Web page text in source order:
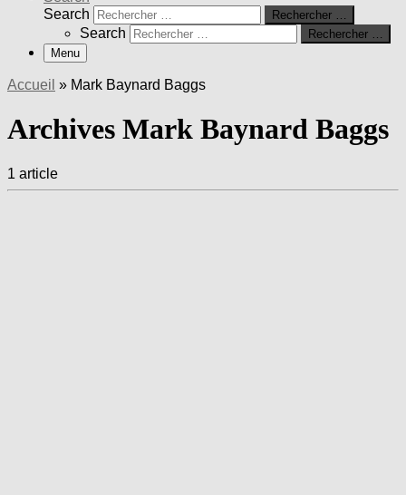
Search
Rechercher …
Search
Rechercher …
Menu
Accueil » Mark Baynard Baggs
Archives Mark Baynard Baggs
1 article